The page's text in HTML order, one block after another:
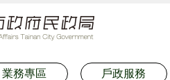
業務專區 戶政服務